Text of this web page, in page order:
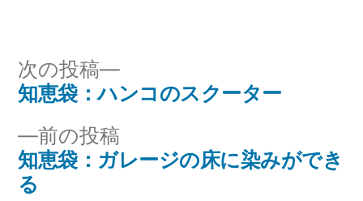
ー:
投
稿
ナ
前の投稿
の
知恵袋：ガレージの床に染みができ
る
次の投稿
次
の
知恵袋：ハンコのスクーター